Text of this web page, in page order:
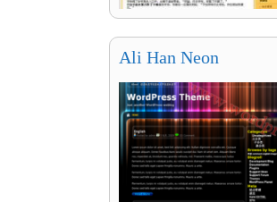
Ali Han Neon